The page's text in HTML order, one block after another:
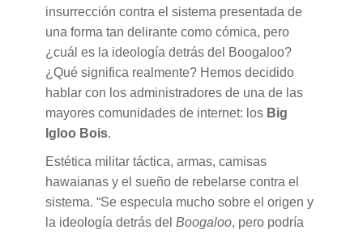
insurrección contra el sistema presentada de
una forma tan delirante como cómica, pero
¿cuál es la ideología detrás del Boogaloo?
¿Qué significa realmente? Hemos decidido
hablar con los administradores de una de las
mayores comunidades de internet: los Big
Igloo Bois.
Estética militar táctica, armas, camisas
hawaianas y el sueño de rebelarse contra el
sistema. “Se especula mucho sobre el origen y
la ideología detrás del Boogaloo, pero podría